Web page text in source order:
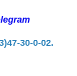
30-0-02.